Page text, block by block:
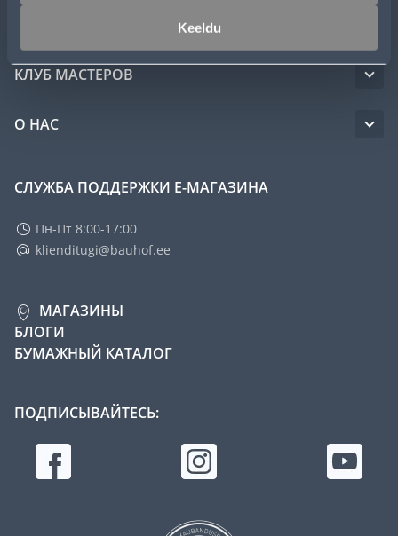
Keeldu
КЛУБ МАСТЕРОВ
О НАС
СЛУЖБА ПОДДЕРЖКИ Е-МАГАЗИНА
Пн-Пт 8:00-17:00
klienditugi@bauhof.ee
МАГАЗИНЫ
БЛОГИ
БУМАЖНЫЙ КАТАЛОГ
ПОДПИСЫВАЙТЕСЬ: